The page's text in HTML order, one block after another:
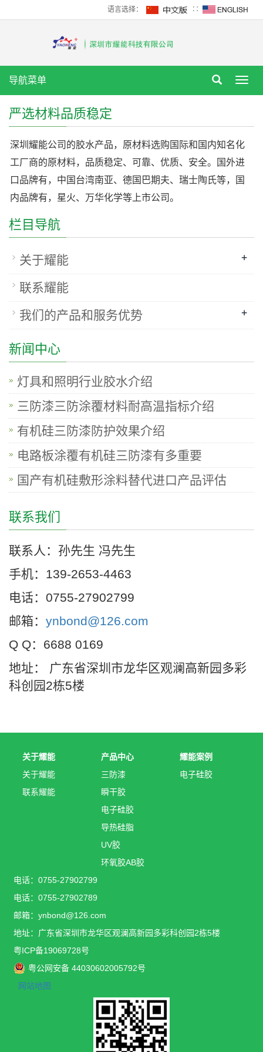
语言选择： ∷
导航菜单
严选材料品质稳定
深圳耀能公司的胶水产品，原材料选购国际和国内知名化
工厂商的原材料，品质稳定、可靠、优质、安全。国外进
口品牌有，中国台湾南亚、德国巴期夫、瑞士陶氏等，国
内品牌有，星火、万华化学等上市公司。
栏目导航
关于耀能 +
联系耀能
我们的产品和服务优势 +
新闻中心
灯具和照明行业胶水介绍
三防漆三防涂覆材料耐高温指标介绍
有机硅三防漆防护效果介绍
电路板涂覆有机硅三防漆有多重要
国产有机硅敷形涂料替代进口产品评估
联系我们
联系人：孙先生 冯先生
手机：139-2653-4463
电话：0755-27902799
邮箱： ynbond@126.com
Q Q：6688 0169
地址： 广东省深圳市龙华区观澜高新园多彩
科创园2栋5楼
关于耀能
关于耀能
联系耀能
产品中心
三防漆
瞬干胶
电子硅胶
导热硅脂
UV胶
环氧胶AB胶
耀能案例
电子硅胶
电话：0755-27902799
电话：0755-27902789
邮箱：ynbond@126.com
地址：广东省深圳市龙华区观澜高新园多彩科创园2栋5楼
粤ICP备19069728号
粤公网安备 44030602005792号
网站地图